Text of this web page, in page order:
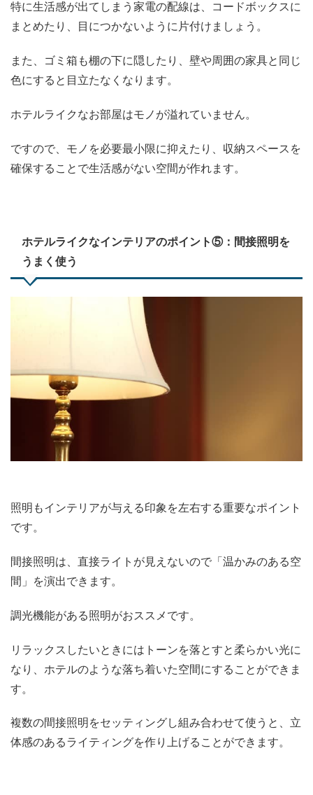
特に生活感が出てしまう家電の配線は、コードボックスに
まとめたり、目につかないように片付けましょう。
また、ゴミ箱も棚の下に隠したり、壁や周囲の家具と同じ
色にすると目立たなくなります。
ホテルライクなお部屋はモノが溢れていません。
ですので、モノを必要最小限に抑えたり、収納スペースを
確保することで生活感がない空間が作れます。
ホテルライクなインテリアのポイント⑤：間接照明を
うまく使う
照明もインテリアが与える印象を左右する重要なポイント
です。
間接照明は、直接ライトが見えないので「温かみのある空
間」を演出できます。
調光機能がある照明がおススメです。
リラックスしたいときにはトーンを落とすと柔らかい光に
なり、ホテルのような落ち着いた空間にすることができま
す。
複数の間接照明をセッティングし組み合わせて使うと、立
体感のあるライティングを作り上げることができます。